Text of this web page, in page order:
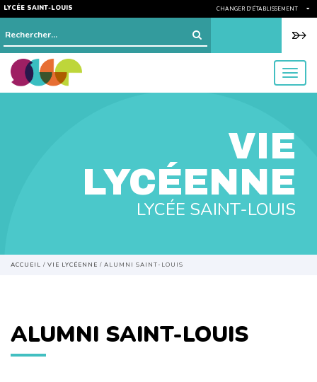
LYCÉE SAINT-LOUIS CHANGER D'ÉTABLISSEMENT
Rechercher :
menu
VIE
LYCÉENNE
LYCÉE SAINT-LOUIS
ACCUEIL / VIE LYCÉENNE / ALUMNI SAINT-LOUIS
ALUMNI SAINT-LOUIS